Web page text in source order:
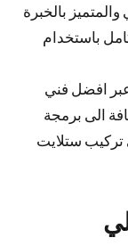
بالخبرة
باستخدام
افضل فني
الى برمجة
تركيب ستلايت